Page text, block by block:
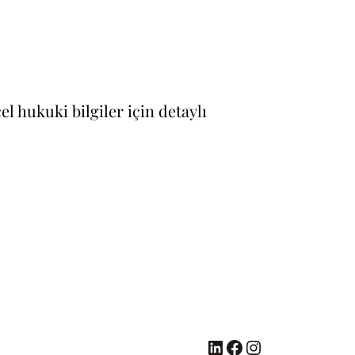
hukuki bilgiler için detaylı
LinkedIn Facebook Instagram